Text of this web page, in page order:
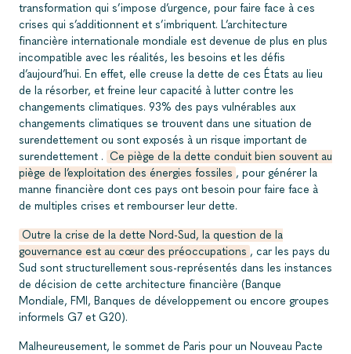
transformation qui s’impose d’urgence, pour faire face à ces
crises qui s’additionnent et s’imbriquent. L’architecture
financière internationale mondiale est devenue de plus en plus
incompatible avec les réalités, les besoins et les défis
d’aujourd’hui. En effet, elle creuse la dette de ces États au lieu
de la résorber, et freine leur capacité à lutter contre les
changements climatiques. 93% des pays vulnérables aux
changements climatiques se trouvent dans une situation de
surendettement ou sont exposés à un risque important de
surendettement . Ce piège de la dette conduit bien souvent au
piège de l’exploitation des énergies fossiles , pour générer la
manne financière dont ces pays ont besoin pour faire face à
de multiples crises et rembourser leur dette.
Outre la crise de la dette Nord-Sud, la question de la
gouvernance est au cœur des préoccupations , car les pays du
Sud sont structurellement sous-représentés dans les instances
de décision de cette architecture financière (Banque
Mondiale, FMI, Banques de développement ou encore groupes
informels G7 et G20).
Malheureusement, le sommet de Paris pour un Nouveau Pacte